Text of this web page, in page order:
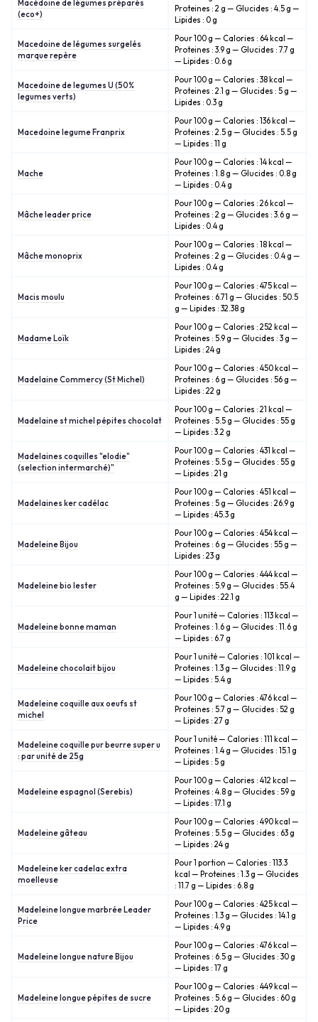
Macédoine de légumes préparés
(eco+)
Proteines : 2 g — Glucides : 4.5 g —
Lipides : 0 g
Macedoine de légumes surgelés
marque repère
Pour 100 g — Calories : 64 kcal —
Proteines : 3.9 g — Glucides : 7.7 g
— Lipides : 0.6 g
Macedoine de legumes U (50%
legumes verts)
Pour 100 g — Calories : 38 kcal —
Proteines : 2.1 g — Glucides : 5 g —
Lipides : 0.3 g
Macedoine legume Franprix
Pour 100 g — Calories : 136 kcal —
Proteines : 2.5 g — Glucides : 5.5 g
— Lipides : 11 g
Mache
Pour 100 g — Calories : 14 kcal —
Proteines : 1.8 g — Glucides : 0.8 g
— Lipides : 0.4 g
Mâche leader price
Pour 100 g — Calories : 26 kcal —
Proteines : 2 g — Glucides : 3.6 g —
Lipides : 0.4 g
Mâche monoprix
Pour 100 g — Calories : 18 kcal —
Proteines : 2 g — Glucides : 0.4 g —
Lipides : 0.4 g
Macis moulu
Pour 100 g — Calories : 475 kcal —
Proteines : 6.71 g — Glucides : 50.5
g — Lipides : 32.38 g
Madame Loïk
Pour 100 g — Calories : 252 kcal —
Proteines : 5.9 g — Glucides : 3 g —
Lipides : 24 g
Madelaine Commercy (St Michel)
Pour 100 g — Calories : 450 kcal —
Proteines : 6 g — Glucides : 56 g —
Lipides : 22 g
Madelaine st michel pépites chocolat
Pour 100 g — Calories : 21 kcal —
Proteines : 5.5 g — Glucides : 55 g
— Lipides : 3.2 g
Madelaines coquilles "elodie"
(selection intermarché)"
Pour 100 g — Calories : 431 kcal —
Proteines : 5.5 g — Glucides : 55 g
— Lipides : 21 g
Madelaines ker cadélac
Pour 100 g — Calories : 451 kcal —
Proteines : 5 g — Glucides : 26.9 g
— Lipides : 45.3 g
Madeleine Bijou
Pour 100 g — Calories : 454 kcal —
Proteines : 6 g — Glucides : 55 g —
Lipides : 23 g
Madeleine bio lester
Pour 100 g — Calories : 444 kcal —
Proteines : 5.9 g — Glucides : 55.4
g — Lipides : 22.1 g
Madeleine bonne maman
Pour 1 unité — Calories : 113 kcal —
Proteines : 1.6 g — Glucides : 11.6 g
— Lipides : 6.7 g
Madeleine chocolait bijou
Pour 1 unité — Calories : 101 kcal —
Proteines : 1.3 g — Glucides : 11.9 g
— Lipides : 5.4 g
Madeleine coquille aux oeufs st
michel
Pour 100 g — Calories : 476 kcal —
Proteines : 5.7 g — Glucides : 52 g
— Lipides : 27 g
Madeleine coquille pur beurre super u
: par unité de 25g
Pour 1 unité — Calories : 111 kcal —
Proteines : 1.4 g — Glucides : 15.1 g
— Lipides : 5 g
Madeleine espagnol (Serebis)
Pour 100 g — Calories : 412 kcal —
Proteines : 4.8 g — Glucides : 59 g
— Lipides : 17.1 g
Madeleine gâteau
Pour 100 g — Calories : 490 kcal —
Proteines : 5.5 g — Glucides : 63 g
— Lipides : 24 g
Madeleine ker cadelac extra
moelleuse
Pour 1 portion — Calories : 113.3
kcal — Proteines : 1.3 g — Glucides
: 11.7 g — Lipides : 6.8 g
Madeleine longue marbrée Leader
Price
Pour 100 g — Calories : 425 kcal —
Proteines : 1.3 g — Glucides : 14.1 g
— Lipides : 4.9 g
Madeleine longue nature Bijou
Pour 100 g — Calories : 476 kcal —
Proteines : 6.5 g — Glucides : 30 g
— Lipides : 17 g
Madeleine longue pépites de sucre
Pour 100 g — Calories : 449 kcal —
Proteines : 5.6 g — Glucides : 60 g
— Lipides : 20 g